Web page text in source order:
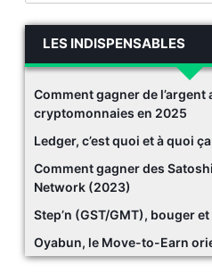
LES INDISPENSABLES
Comment gagner de l’argent
cryptomonnaies en 2025
Ledger, c’est quoi et à quoi
Comment gagner des
Network (2023)
Step’n (GST/GMT), bouger
Oyabun, le Move-to-Earn